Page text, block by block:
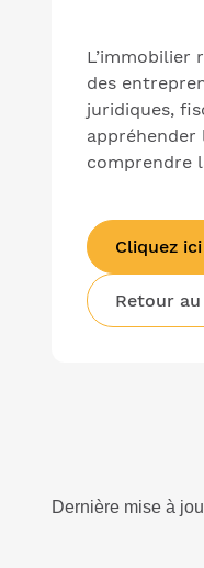
des
juridiques,
appréhender
comprendre
Cliquez
Retour
Dernière mise à